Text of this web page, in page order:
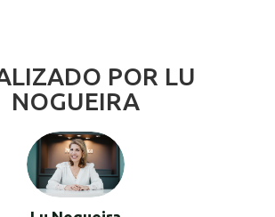
POR LU
NOGUEIRA